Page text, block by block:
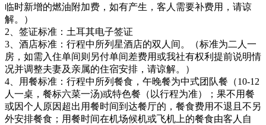
临时新增的燃油附加费，如有产生，客人需要补费用，请谅
解。）
2、签证标准：土耳其电子签证
3、酒店标准：行程中所列星酒店的双人间。（标准为二人一
房，如需入住单间则另付单间差费用或我社有权利提前说明情
况并调整夫妻及亲属的住宿安排，请谅解。）
4、用餐标准：行程中所列餐食，午晚餐为中式团队餐（10-12
人一桌，餐标六菜一汤)或特色餐（以行程为准）；果不用餐
或因个人原因超出用餐时间到达餐厅的，餐食费用不退且不另
外安排餐食；用餐时间在机场候机或飞机上的餐食由客人自